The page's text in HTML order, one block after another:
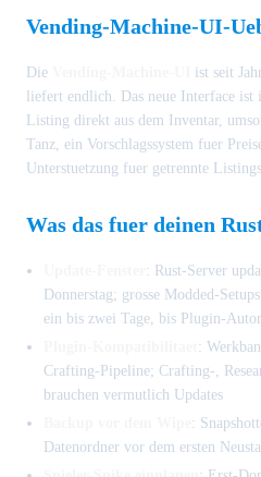
Vending-Machine-UI-
Die
ist seit
liefert endlich. Das neue Interface
Listing direkt aus dem Inventar,
Tanz, ein Vorschlagssystem fuer
Unterstuetzung fuer getrennte
Was das fuer deinen
: Rust-Server
Donnerstag; grosse Modded-
ein bis zwei Tage, bis Plugin-
:
Crafting-Pipeline; Crafting-,
brauchen vermutlich Updates
:
Datenordner vor dem ersten